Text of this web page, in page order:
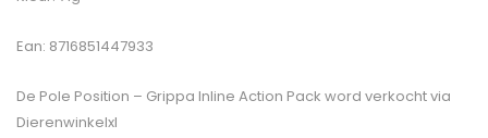
Ean: 8716851447933
De Pole Position – Grippa Inline Action Pack word verkocht via
Dierenwinkelxl